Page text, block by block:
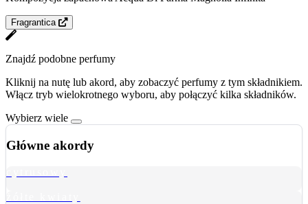
Fragrantica
Znajdź podobne perfumy
Kliknij na nutę lub akord, aby zobaczyć perfumy z tym składnikiem.
Włącz tryb wielokrotnego wyboru, aby połączyć kilka składników.
Wybierz wiele
Główne akordy